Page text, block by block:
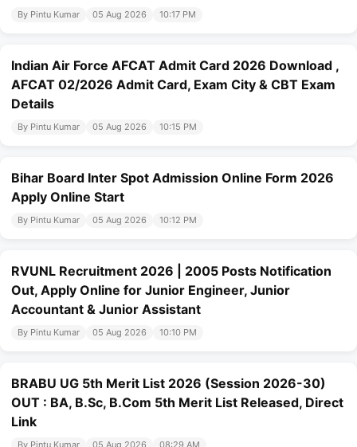
By Pintu Kumar 05 Aug 2026 10:17 PM
Indian Air Force AFCAT Admit Card 2026 Download ,
AFCAT 02/2026 Admit Card, Exam City & CBT Exam
Details
By Pintu Kumar 05 Aug 2026 10:15 PM
Bihar Board Inter Spot Admission Online Form 2026
Apply Online Start
By Pintu Kumar 05 Aug 2026 10:12 PM
RVUNL Recruitment 2026 | 2005 Posts Notification
Out, Apply Online for Junior Engineer, Junior
Accountant & Junior Assistant
By Pintu Kumar 05 Aug 2026 10:10 PM
BRABU UG 5th Merit List 2026 (Session 2026-30)
OUT : BA, B.Sc, B.Com 5th Merit List Released, Direct
Link
By Pintu Kumar 05 Aug 2026 08:29 AM